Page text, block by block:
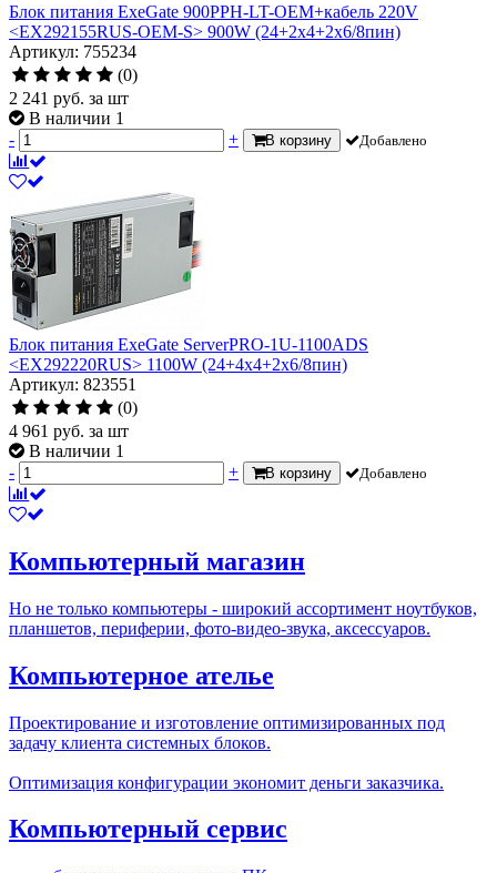
Блок питания ExeGate 900PPH-LT-OEM+кабель 220V
<EX292155RUS-OEM-S> 900W (24+2x4+2x6/8пин)
Артикул: 755234
(0)
2 241 руб. за шт
В наличии 1
-
+ В корзину Добавлено
Блок питания ExeGate ServerPRO-1U-1100ADS
<EX292220RUS> 1100W (24+4x4+2x6/8пин)
Артикул: 823551
(0)
4 961 руб. за шт
В наличии 1
-
+ В корзину Добавлено
Компьютерный магазин
Но не только компьютеры - широкий ассортимент ноутбуков,
планшетов, периферии, фото-видео-звука, аксессуаров.
Компьютерное ателье
Проектирование и изготовление оптимизированных под
задачу клиента системных блоков.
Оптимизация конфигурации экономит деньги заказчика.
Компьютерный сервис